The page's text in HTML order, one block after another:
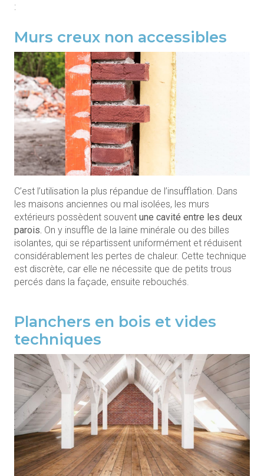
:
Murs creux non accessibles
C’est l’utilisation la plus répandue de l’insufflation. Dans
les maisons anciennes ou mal isolées, les murs
extérieurs possèdent souvent une cavité entre les deux
parois. On y insuffle de la laine minérale ou des billes
isolantes, qui se répartissent uniformément et réduisent
considérablement les pertes de chaleur. Cette technique
est discrète, car elle ne nécessite que de petits trous
percés dans la façade, ensuite rebouchés.
Planchers en bois et vides
techniques